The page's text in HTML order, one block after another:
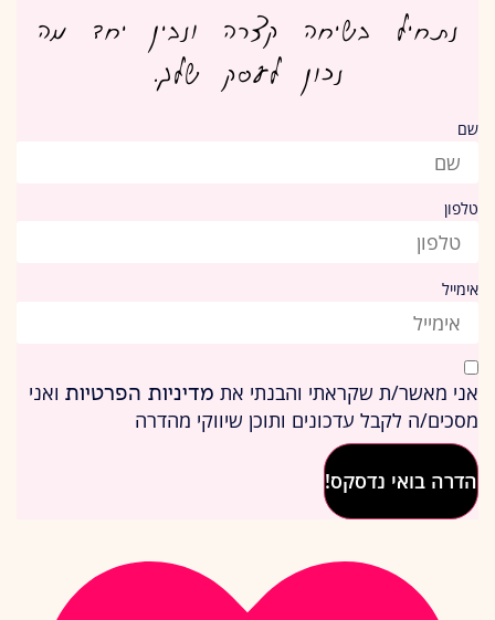
נתחיל בשיחה קצרה ונבין יחד מה
נכון לעסק שלך.
שם
טלפון
אימייל
אני מאשר/ת שקראתי והבנתי את מדיניות הפרטיות ואני
מסכים/ה לקבל עדכונים ותוכן שיווקי מהדרה
הדרה בואי נדסקס!